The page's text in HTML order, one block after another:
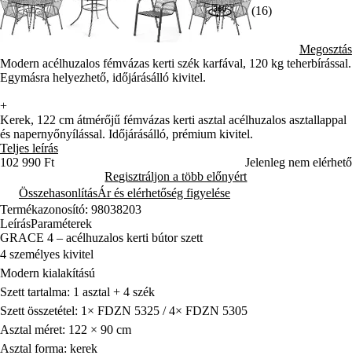
(16)
Megosztás
Modern acélhuzalos fémvázas kerti szék karfával, 120 kg teherbírással.
Egymásra helyezhető, időjárásálló kivitel.
+
Kerek, 122 cm átmérőjű fémvázas kerti asztal acélhuzalos asztallappal
és napernyőnyílással. Időjárásálló, prémium kivitel.
Teljes leírás
102 990 Ft
Jelenleg nem elérhető
Regisztráljon a több előnyért
ÖsszehasonlításÁr és elérhetőség figyelése
Termékazonosító: 98038203
LeírásParaméterek
GRACE 4 – acélhuzalos kerti bútor szett
4 személyes kivitel
Modern kialakítású
Szett tartalma: 1 asztal + 4 szék
Szett összetétel: 1× FDZN 5325 / 4× FDZN 5305
Asztal méret: 122 × 90 cm
Asztal forma: kerek